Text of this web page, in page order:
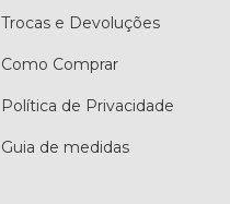
Trocas e Devoluções
Como Comprar
Política de Privacidade
Guia de medidas